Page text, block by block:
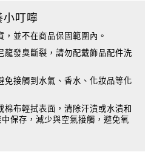
小叮嚀
並不在商品保固範圍內。
發臭斷裂，請勿配戴飾品配件洗
接觸到水氣、香水、化妝品等化
布輕拭表面，清除汗漬或水漬和
保存，減少與空氣接觸，避免氧